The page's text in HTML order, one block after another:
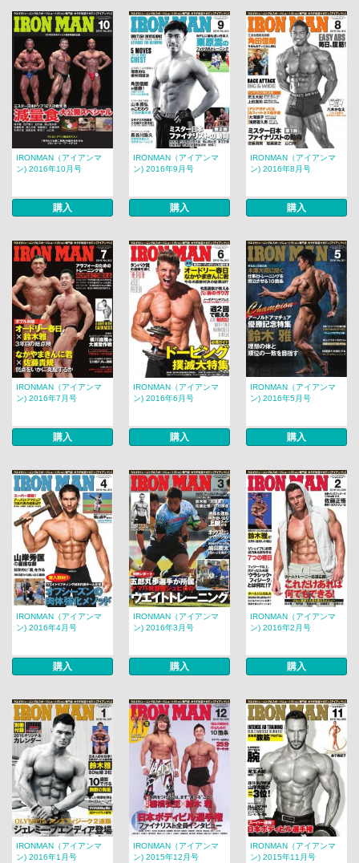
IRONMAN（アイアンマ
ン) 2016年10月号
購入
IRONMAN（アイアンマ
ン) 2016年9月号
購入
IRONMAN（アイアンマ
ン) 2016年8月号
購入
IRONMAN（アイアンマ
ン) 2016年7月号
購入
IRONMAN（アイアンマ
ン) 2016年6月号
購入
IRONMAN（アイアンマ
ン) 2016年5月号
購入
IRONMAN（アイアンマ
ン) 2016年4月号
購入
IRONMAN（アイアンマ
ン) 2016年3月号
購入
IRONMAN（アイアンマ
ン) 2016年2月号
購入
IRONMAN（アイアンマ
ン) 2016年1月号
IRONMAN（アイアンマ
ン) 2015年12月号
IRONMAN（アイアンマ
ン) 2015年11月号